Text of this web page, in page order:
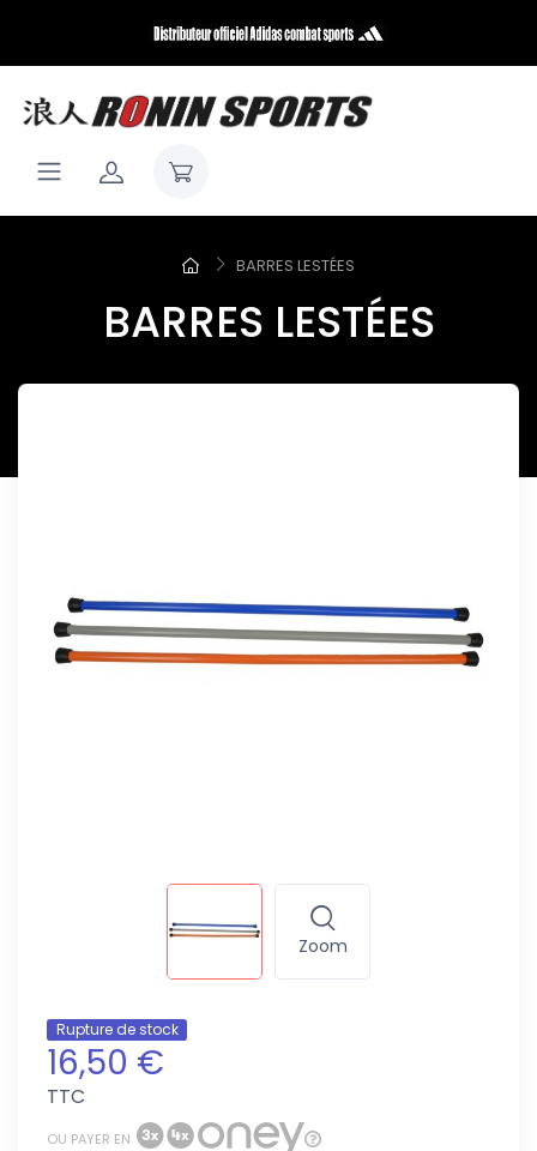
BARRES LESTÉES
BARRES LESTÉES
Zoom
Rupture de stock
16,50 €
TTC
OU PAYER EN